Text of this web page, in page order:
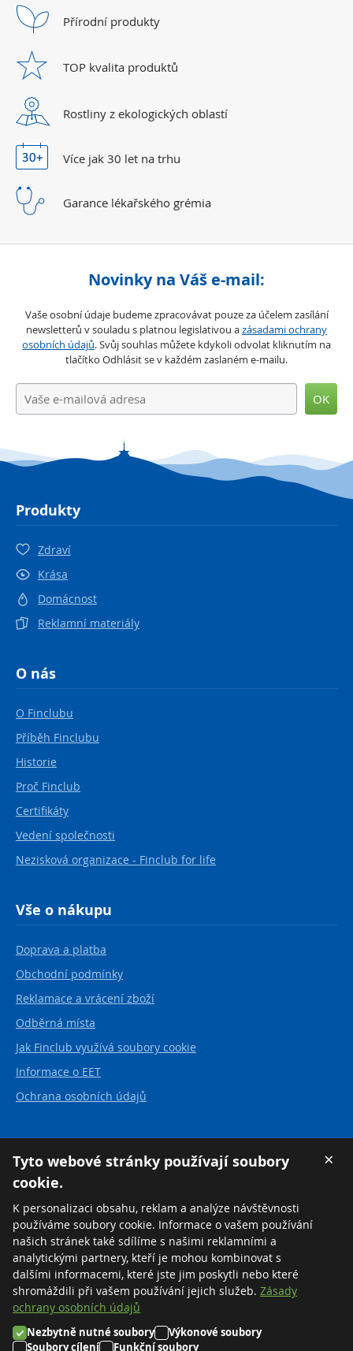
Přírodní produkty
TOP kvalita produktů
Rostliny z ekologických oblastí
Více jak 30 let na trhu
Garance lékařského grémia
Novinky na Váš e-mail:
Vaše osobní údaje budeme zpracovávat pouze za účelem zasílání
newsletterů v souladu s platnou legislativou azásadami ochrany
osobních údajů. Svůj souhlas můžete kdykoli odvolat kliknutím na
tlačítko Odhlásit se v každém zaslaném e-mailu.
OK
Produkty
Zdraví
Krása
Domácnost
Reklamní materiály
O nás
O Finclubu
Příběh Finclubu
Historie
Proč Finclub
Certifikáty
Vedení společnosti
Nezisková organizace - Finclub for life
Vše o nákupu
Doprava a platba
Obchodní podmínky
Reklamace a vrácení zboží
Odběrná místa
Jak Finclub využívá soubory cookie
Informace o EET
Ochrana osobních údajů
FINCLUB plus, a.s.
Karvinská 21
737 01 Český Těšín
Česká republika
Tel:+420 558 711 550
Zdarma:
+420 800 169 570
©2026 FINCLUB plus, a.s.
×
Tyto webové stránky používají soubory
cookie.
K personalizaci obsahu, reklam a analýze návštěvnosti
používáme soubory cookie. Informace o vašem používání
našich stránek také sdílíme s našimi reklamními a
analytickými partnery, kteří je mohou kombinovat s
dalšími informacemi, které jste jim poskytli nebo které
shromáždili při vašem používání jejich služeb. Zásady
ochrany osobních údajů
Nezbytně nutné soubory
Výkonové soubory
Soubory cílení
Funkční soubory